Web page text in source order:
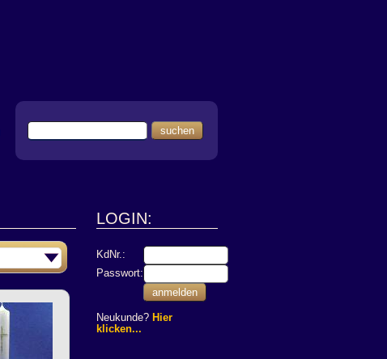
suchen
LOGIN:
KdNr.:
Passwort:
anmelden
Neukunde? Hier
klicken...